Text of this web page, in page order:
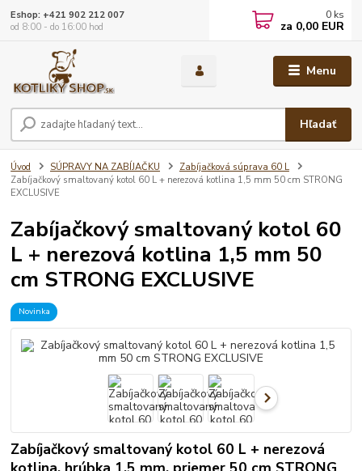
Menu
Hľadať
Eshop: +421 902 212 007
od 8:00 - do 16:00 hod
0 ks
za 0,00 EUR
Úvod SÚPRAVY NA ZABÍJAČKU
Zabíjačková súprava 60 L
Zabíjačkový smaltovaný kotol 60 L + nerezová kotlina 1,5 mm 50 cm STRONG
EXCLUSIVE
Zabíjačkový smaltovaný kotol 60
L + nerezová kotlina 1,5 mm 50
cm STRONG EXCLUSIVE
Novinka
Zabíjačkový smaltovaný kotol 60 L + nerezová